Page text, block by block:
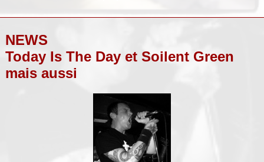
NEWS
Today Is The Day et Soilent Green
mais aussi